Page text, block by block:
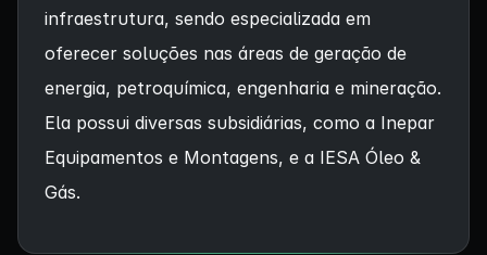
infraestrutura, sendo especializada em
oferecer soluções nas áreas de geração de
energia, petroquímica, engenharia e mineração.
Ela possui diversas subsidiárias, como a Inepar
Equipamentos e Montagens, e a IESA Óleo &
Gás.